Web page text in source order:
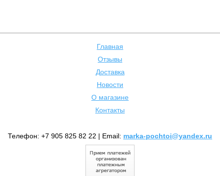
Главная
Отзывы
Доставка
Новости
О магазине
Контакты
Телефон: +7 905 825 82 22 | Email: marka-pochtoi@yandex.ru